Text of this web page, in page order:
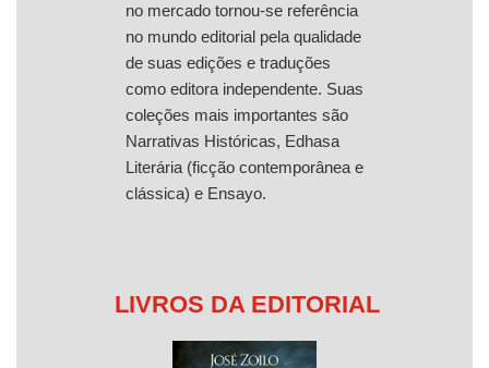
no mercado tornou-se referência
no mundo editorial pela qualidade
de suas edições e traduções
como editora independente. Suas
coleções mais importantes são
Narrativas Históricas, Edhasa
Literária (ficção contemporânea e
clássica) e Ensayo.
LIVROS DA EDITORIAL